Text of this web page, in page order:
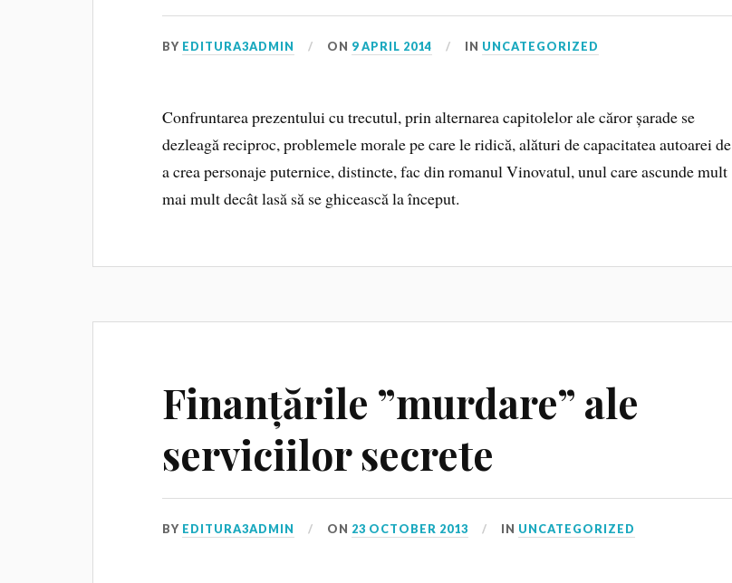
BY EDITURA3ADMIN ON 9 APRIL 2014 IN UNCATEGORIZED
Confruntarea prezentului cu trecutul, prin alternarea capitolelor ale căror șarade se
dezleagă reciproc, problemele morale pe care le ridică, alături de capacitatea autoarei de
a crea personaje puternice, distincte, fac din romanul Vinovatul, unul care ascunde mult
mai mult decât lasă să se ghicească la început.
Finanțările ”murdare” ale
serviciilor secrete
BY EDITURA3ADMIN ON 23 OCTOBER 2013 IN UNCATEGORIZED